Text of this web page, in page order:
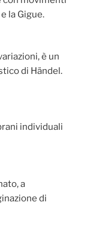
la Gigue.
è un
di Händel.
individuali
a
di